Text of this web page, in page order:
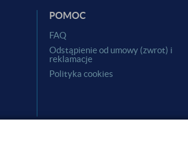
POMOC
FAQ
Odstąpienie od umowy (zwrot) i
reklamacje
Polityka cookies